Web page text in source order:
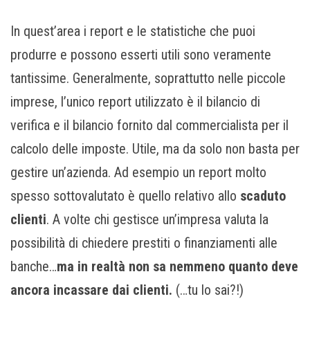
In quest’area i report e le statistiche che puoi
produrre e possono esserti utili sono veramente
tantissime. Generalmente, soprattutto nelle piccole
imprese, l’unico report utilizzato è il bilancio di
verifica e il bilancio fornito dal commercialista per il
calcolo delle imposte. Utile, ma da solo non basta per
gestire un’azienda. Ad esempio un report molto
spesso sottovalutato è quello relativo allo scaduto
clienti. A volte chi gestisce un’impresa valuta la
possibilità di chiedere prestiti o finanziamenti alle
banche…ma in realtà non sa nemmeno quanto deve
ancora incassare dai clienti. (…tu lo sai?!)